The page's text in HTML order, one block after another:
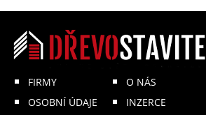
FIRMY
OSOBNÍ ÚDAJE
O NÁS
INZERCE